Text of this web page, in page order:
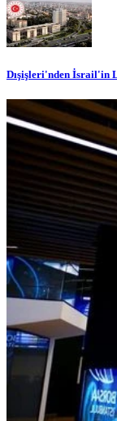
Dışişleri'nden İsrail'in